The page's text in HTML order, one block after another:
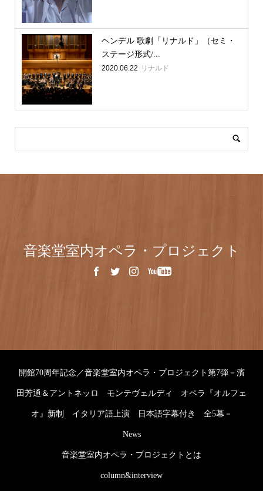
ヘンデル 歌劇「リナルド」（セミ・
ステージ形式/...
2020.06.22 リナルド
音楽堂室内オペラ・プロジェクト
開館70周年記念／音楽堂室内オペラ・プロジェクト第7弾－濱
田芳通＆アントネッロ モンテヴェルディ オペラ『オルフェ
オ』新制 イタリア語上演 日本語字幕付き 全5幕－
News
音楽堂室内オペラ・プロジェクトとは
column&interview